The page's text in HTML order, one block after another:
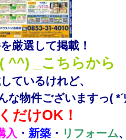
厳選して掲載！
^^) _こちらから
ているけれど、
な物件ございますっ(
だけOK！
入 ・ 新築 ・ リフォーム、